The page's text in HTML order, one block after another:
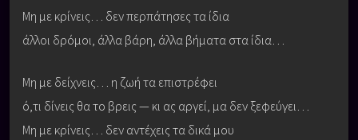
Μη με κρίνεις… δεν περπάτησες τα ίδια
άλλοι δρόμοι, άλλα βάρη, άλλα βήματα στα ίδια…
Μη με δείχνεις… η ζωή τα επιστρέφει
ό,τι δίνεις θα το βρεις — κι ας αργεί, μα δεν ξεφεύγει…
Μη με κρίνεις… δεν αντέχεις τα δικά μου